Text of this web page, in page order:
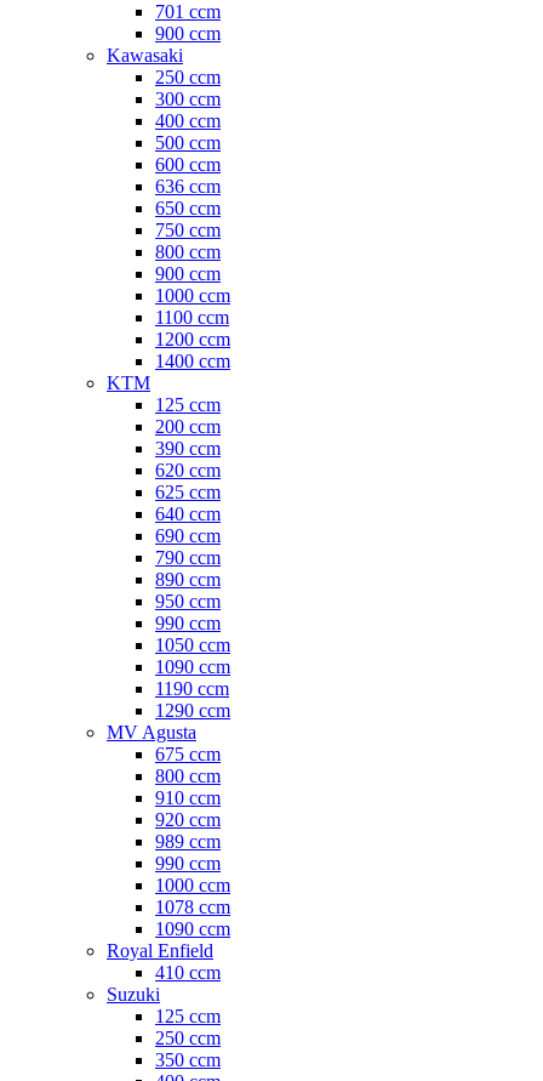
701 ccm
900 ccm
Kawasaki
250 ccm
300 ccm
400 ccm
500 ccm
600 ccm
636 ccm
650 ccm
750 ccm
800 ccm
900 ccm
1000 ccm
1100 ccm
1200 ccm
1400 ccm
KTM
125 ccm
200 ccm
390 ccm
620 ccm
625 ccm
640 ccm
690 ccm
790 ccm
890 ccm
950 ccm
990 ccm
1050 ccm
1090 ccm
1190 ccm
1290 ccm
MV Agusta
675 ccm
800 ccm
910 ccm
920 ccm
989 ccm
990 ccm
1000 ccm
1078 ccm
1090 ccm
Royal Enfield
410 ccm
Suzuki
125 ccm
250 ccm
350 ccm